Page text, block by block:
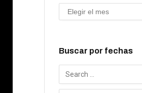
Buscar por fechas